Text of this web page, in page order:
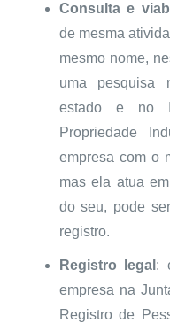
Consulta e
de mesma
mesmo nome,
uma pesquisa
estado e no
Propriedade
empresa com o
mas ela atua
do seu, pode
registro.
Registro legal :
empresa na
Registro de